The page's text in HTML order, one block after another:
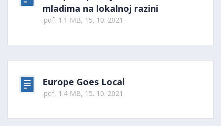
mladima na lokalnoj razini
.pdf, 1.1 MB, 15. 10. 2021.
Europe Goes Local
.pdf, 1.4 MB, 15. 10. 2021.